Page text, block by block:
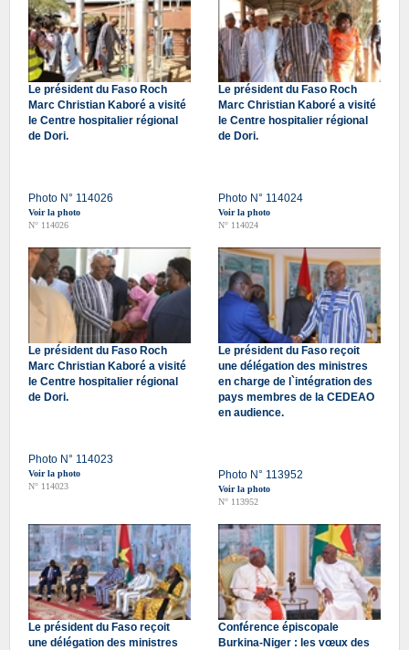
Le président du Faso Roch
Marc Christian Kaboré a visité
le Centre hospitalier régional
de Dori.
Photo N° 114026
Voir la photo
N° 114026
Le président du Faso Roch
Marc Christian Kaboré a visité
le Centre hospitalier régional
de Dori.
Photo N° 114024
Voir la photo
N° 114024
Le président du Faso Roch
Marc Christian Kaboré a visité
le Centre hospitalier régional
de Dori.
Photo N° 114023
Voir la photo
N° 114023
Le président du Faso reçoit
une délégation des ministres
en charge de l`intégration des
pays membres de la CEDEAO
en audience.
Photo N° 113952
Voir la photo
N° 113952
Le président du Faso reçoit
une délégation des ministres
Conférence épiscopale
Burkina-Niger : les vœux des